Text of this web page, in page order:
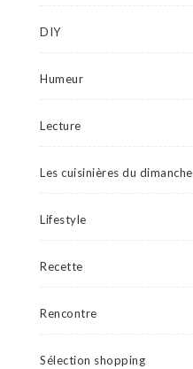
DIY
Humeur
Lecture
Les cuisinières du dimanche
Lifestyle
Recette
Rencontre
Sélection shopping